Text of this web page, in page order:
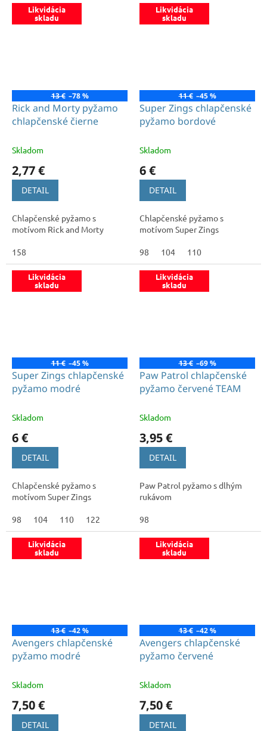
Likvidácia
skladu
13 € –78 %
Rick and Morty pyžamo
chlapčenské čierne
Skladom
2,77 €
DETAIL
Chlapčenské pyžamo s
motívom Rick and Morty
158
Likvidácia
skladu
11 € –45 %
Super Zings chlapčenské
pyžamo bordové
Skladom
6 €
DETAIL
Chlapčenské pyžamo s
motívom Super Zings
98 104 110
Likvidácia
skladu
11 € –45 %
Super Zings chlapčenské
pyžamo modré
Skladom
6 €
DETAIL
Chlapčenské pyžamo s
motívom Super Zings
98 104 110 122
Likvidácia
skladu
13 € –69 %
Paw Patrol chlapčenské
pyžamo červené TEAM
Skladom
3,95 €
DETAIL
Paw Patrol pyžamo s dlhým
rukávom
98
Likvidácia
skladu
13 € –42 %
Avengers chlapčenské
pyžamo modré
Skladom
7,50 €
DETAIL
Likvidácia
skladu
13 € –42 %
Avengers chlapčenské
pyžamo červené
Skladom
7,50 €
DETAIL